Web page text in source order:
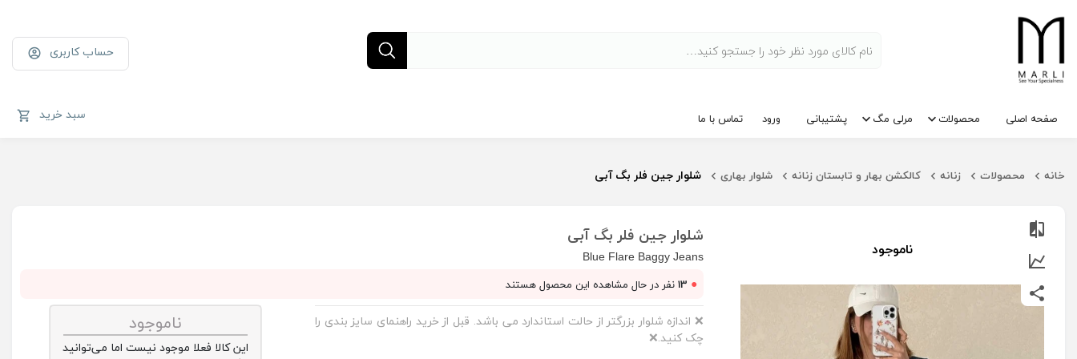
حساب کاربری
صفحه اصلی محصولات مرلی مگ پشتیبانی ورود تماس با ما سبد خرید
خانه محصولات زنانه کالکشن بهار و تابستان زنانه شلوار بهاری شلوار جین فلر بگ آبی
ناموجود
شلوار جین فلر بگ آبی
Blue Flare Baggy Jeans
●
13نفر در حال مشاهده این محصول هستند
❌ اندازه شلوار بزرگتر از حالت استاندارد می باشد. قبل از خرید راهنمای سایز بندی را
چک کنید.❌
ناموجود
این کالا فعلا موجود نیست اما می‌توانید